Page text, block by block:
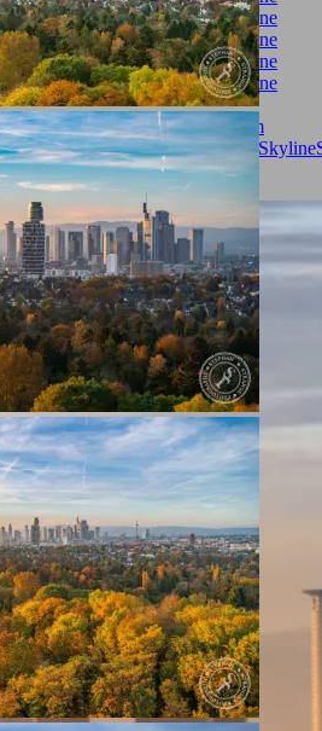
CityviewfallFrankfurtFrankfurt am
GroßstadtherbstSachsenhausenSkyline